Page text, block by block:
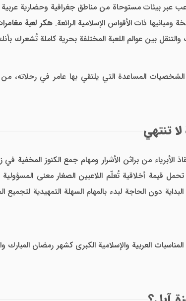
عبر بيئات مستوحاة من مناطق جغرافية وحضارية عربية
ومبانيها ذات الأقواس الإسلامية الرائعة.هكر لعبة
بين عوالم اللعبة المختلفة بحرية كاملة
المساعدة التي يلتقي بها عامر في رحلاته، من
تنتهي
من براثن الأشرار ومهام جمع الكنوز المخفية في
قيمة أخلاقية تُعلّم اللاعبين الصغار معنى
دون الحاجة لبدء بالمهام السهلة التمهيدية لتجميع
العربية والإسلامية الكبرى كشهر رمضان المبارك